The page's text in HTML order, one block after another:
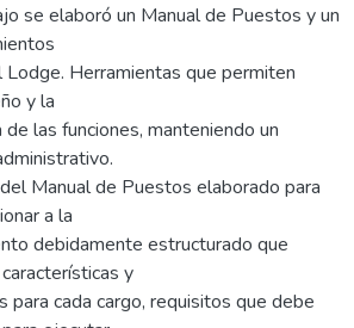
se elaboró un Manual de Puestos y un
Herramientas que permiten
y la
de las funciones, manteniendo un
Manual de Puestos elaborado para
a la
debidamente estructurado que
y
para cada cargo, requisitos que debe